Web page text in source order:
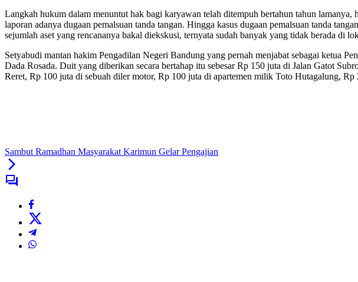
Langkah hukum dalam menuntut hak bagi karyawan telah ditempuh bertahun tahun
laporan adanya dugaan pemalsuan tanda tangan. Hingga kasus dugaan pemalsuan tanda
sejumlah aset yang rencananya bakal diekskusi, ternyata sudah banyak yang tidak berada di
Setyabudi mantan hakim Pengadilan Negeri Bandung yang pernah menjabat sebagai ketua
Dada Rosada. Duit yang diberikan secara bertahap itu sebesar Rp 150 juta di Jalan Gatot
Reret, Rp 100 juta di sebuah diler motor, Rp 100 juta di apartemen milik Toto Hutagalung,
Sambut Ramadhan Masyarakat Karimun Gelar Pengajian